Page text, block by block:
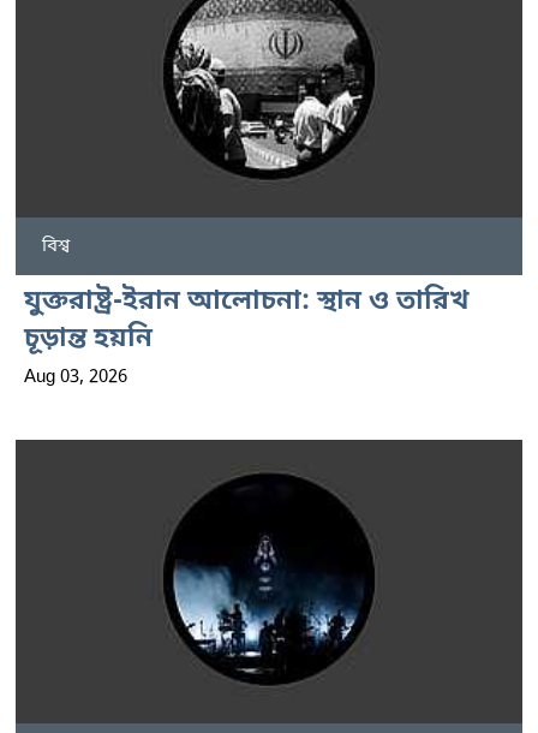
বিশ্ব
যুক্তরাষ্ট্র-ইরান আলোচনা: স্থান ও তারিখ
চূড়ান্ত হয়নি
Aug 03, 2026